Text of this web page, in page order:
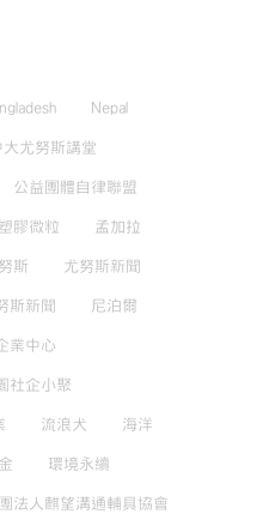
Nepal
大尤努斯講堂
公益團體自律聯盟
塑膠微粒 孟加拉
斯 尤努斯新聞
斯新聞 尼泊爾
業中心
社企小聚
流浪犬 海洋
環境永續
法人麒望溝通輔具協會